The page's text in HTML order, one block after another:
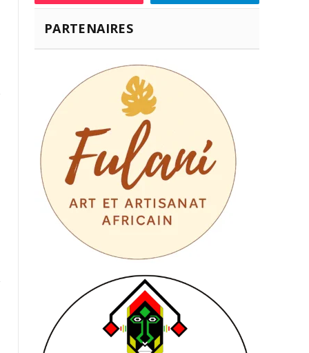
PARTENAIRES